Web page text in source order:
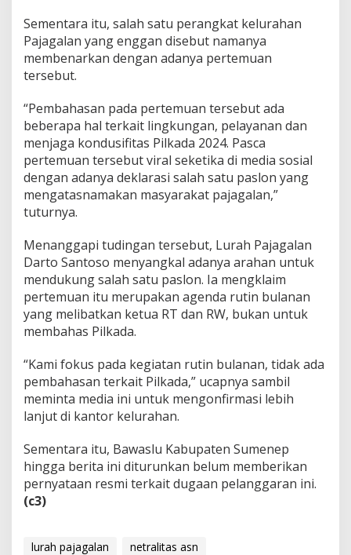
Sementara itu, salah satu perangkat kelurahan
Pajagalan yang enggan disebut namanya
membenarkan dengan adanya pertemuan
tersebut.
“Pembahasan pada pertemuan tersebut ada
beberapa hal terkait lingkungan, pelayanan dan
menjaga kondusifitas Pilkada 2024. Pasca
pertemuan tersebut viral seketika di media sosial
dengan adanya deklarasi salah satu paslon yang
mengatasnamakan masyarakat pajagalan,”
tuturnya.
Menanggapi tudingan tersebut, Lurah Pajagalan
Darto Santoso menyangkal adanya arahan untuk
mendukung salah satu paslon. Ia mengklaim
pertemuan itu merupakan agenda rutin bulanan
yang melibatkan ketua RT dan RW, bukan untuk
membahas Pilkada.
“Kami fokus pada kegiatan rutin bulanan, tidak ada
pembahasan terkait Pilkada,” ucapnya sambil
meminta media ini untuk mengonfirmasi lebih
lanjut di kantor kelurahan.
Sementara itu, Bawaslu Kabupaten Sumenep
hingga berita ini diturunkan belum memberikan
pernyataan resmi terkait dugaan pelanggaran ini.
(c3)
lurah pajagalan
netralitas asn